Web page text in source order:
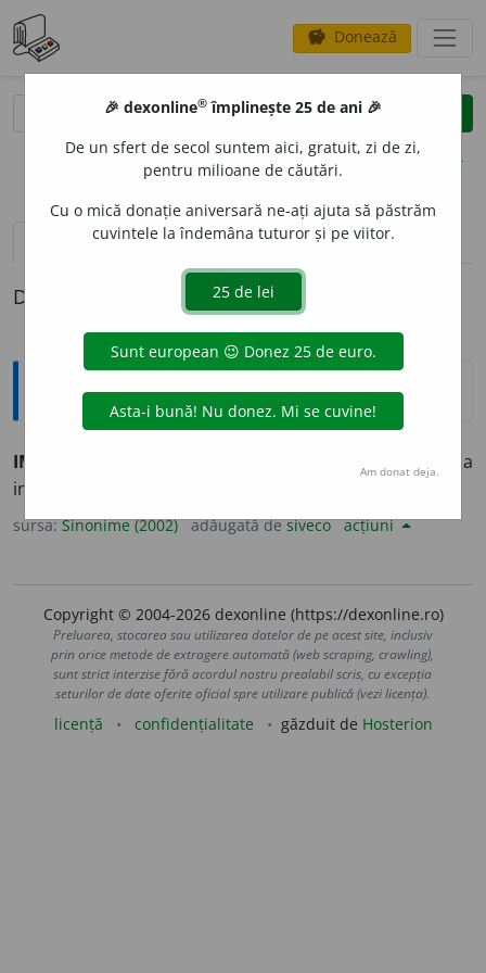
savings Donează
clear
opțiuni
definiții (1) pronunțievolume_up (6)
Definiția cu ID-ul 187447:
Sinonime
IMPULSION
a determina, a
imprima, a impune.
sursa:Sinonime (2002) adăugată desiveco acțiuni
Copyright © 2004-2026 dexonline (https://dexonline.ro)
Preluarea, stocarea sau utilizarea datelor de pe acest site, inclusiv
prin orice metode de extragere automată (web scraping, crawling),
sunt strict interzise fără acordul nostru prealabil scris, cu excepția
seturilor de date oferite oficial spre utilizare publică (vezi licența).
licență confidențialitate găzduit de Hosterion
🎉 dexonline® împlinește 25 de ani 🎉
De un sfert de secol suntem aici, gratuit, zi de zi,
pentru milioane de căutări.
Cu o mică donație aniversară ne-ați ajuta să păstrăm
cuvintele la îndemâna tuturor și pe viitor.
Am donat deja.